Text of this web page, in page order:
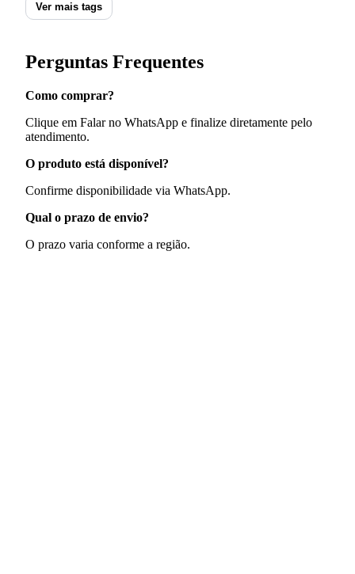
Ver mais tags
Perguntas Frequentes
Como comprar?
Clique em Falar no WhatsApp e finalize diretamente pelo
atendimento.
O produto está disponível?
Confirme disponibilidade via WhatsApp.
Qual o prazo de envio?
O prazo varia conforme a região.